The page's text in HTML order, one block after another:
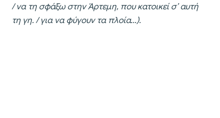
/ να τη σφάξω στην Άρτεμη, που κατοικεί σ’ αυτή
τη γη. / για να φύγουν τα πλοία…).